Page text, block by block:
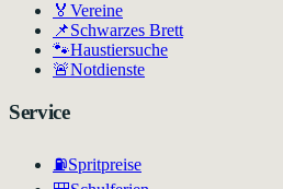
🏅 Vereine
📌Schwarzes Brett
🐾Haustiersuche
🚨Notdienste
Service
⛽Spritpreise